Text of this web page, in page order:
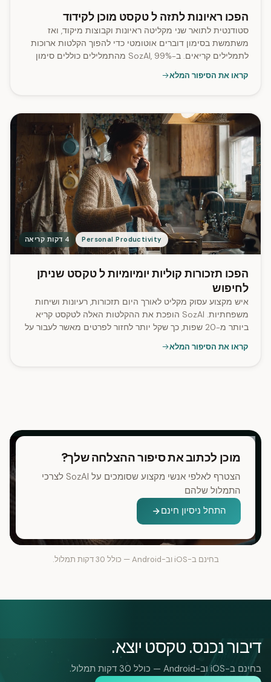
הפכו ראיונות לתזה ל טקסט מוכן לקידוד
סטודנטית לתואר שני מקליטה ראיונות וקבוצות מיקוד, ואז
משתמשת בסימון דוברים אוטומטי כדי להפוך הקלטות ארוכות
לתמלילים קריאים. ב-SozAI, 99% מהתמלילים כוללים סימון
קראו את הסיפור המלא
Personal Productivity 4 דקות קריאה
הפכו תזכורות קוליות יומיומיות ל טקסט שניתן
לחיפוש
איש מקצוע עסוק מקליט לאורך היום תזכורות, רעיונות ושיחות
משפחתיות. SozAI הופכת את ההקלטות האלה לטקסט קריא
ביותר מ-20 שפות, כך שקל יותר לחזור לפרטים מאשר לעבור על
קראו את הסיפור המלא
מוכן לכתוב את סיפור ההצלחה שלך?
הצטרף לאלפי אנשי מקצוע שסומכים על SozAI לצרכי
התמלול שלהם
התחל ניסיון חינם
בחינם ב-iOS וב-Android — כולל 30 דקות תמלול.
דיבור נכנס. טקסט יוצא.
בחינם ב-iOS וב-Android — כולל 30 דקות תמלול.